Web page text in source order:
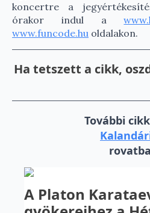
koncertre a
órakor indul a
www.funcode.hu oldalakon.
Ha tetszett a cikk,
További
A Platon